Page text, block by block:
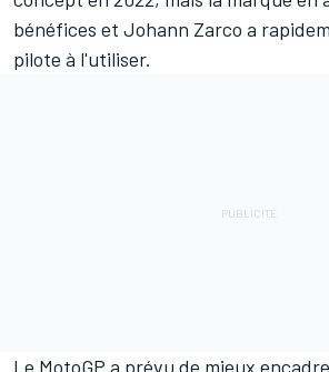
bénéfices et Johann Zarco a
pilote à l'utiliser.
Le MotoGP a prévu de mieux